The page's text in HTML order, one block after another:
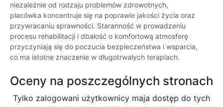
niezależnie od rodzaju problemów zdrowotnych,
placówka koncentruje się na poprawie jakości życia oraz
przywracaniu sprawności. Staranność w prowadzeniu
procesu rehabilitacji i dbałość o komfortową atmosferę
przyczyniają się do poczucia bezpieczeństwa i wsparcia,
co ma istotne znaczenie w długotrwałych terapiach.
Oceny na poszczególnych stronach
Tylko zalogowani użytkownicy maja dostęp do tych